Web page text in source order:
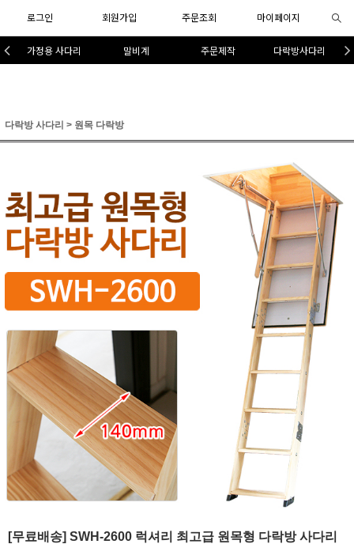
로그인 회원가입 주문조회 마이페이지
가정용 사다리 말비계 주문제작 다락방사다리
다락방 사다리 > 원목 다락방
[무료배송] SWH-2600 럭셔리 최고급 원목형 다락방 사다리